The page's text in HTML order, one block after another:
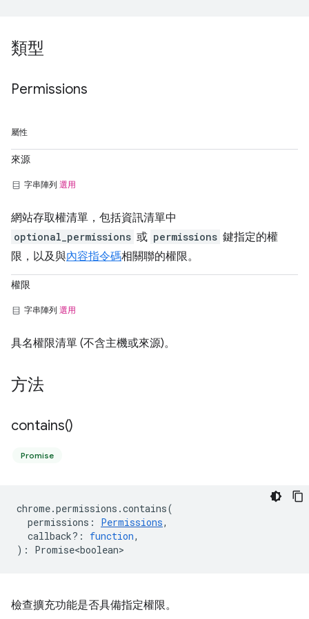
類型
Permissions
屬性
來源
字串陣列 選用
網站存取權清單，包括資訊清單中
optional_permissions 或 permissions 鍵指定的權
限，以及與內容指令碼相關聯的權限。
權限
字串陣列 選用
具名權限清單 (不含主機或來源)。
方法
contains()
Promise
chrome.permissions .contains(
permissions : Permissions,
callback? : function,
) : Promise<boolean>
檢查擴充功能是否具備指定權限。